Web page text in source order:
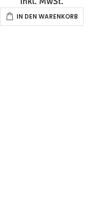
IN DEN WARENKORB